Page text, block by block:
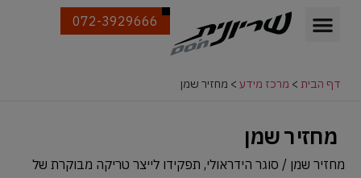
072-3929666
דף הבית > מרכז מידע > מחזיר שמן
מחזיר שמן
מחזיר שמן / סוגר הידראולי, תפקידו לייצר טריקה מבוקרת של